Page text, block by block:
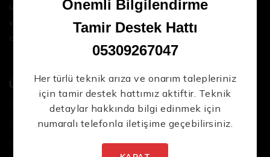
ürünleri bir araya getirerek iş süreçlerinizi daha
verimli ve sorunsuz hale getirmenize yardımcı
oluyoruz.
Ürünler
Şarjlı El Aletleri
Şarjlı Led Lambalar
Özel Tasarım El Aletleri
Önemli Bilgilendirme
Tamir Destek Hattı
05309267047
Her türlü teknik arıza ve onarım talepleriniz
için tamir destek hattımız aktiftir. Teknik
detaylar hakkında bilgi edinmek için
numaralı telefonla iletişime geçebilirsiniz.